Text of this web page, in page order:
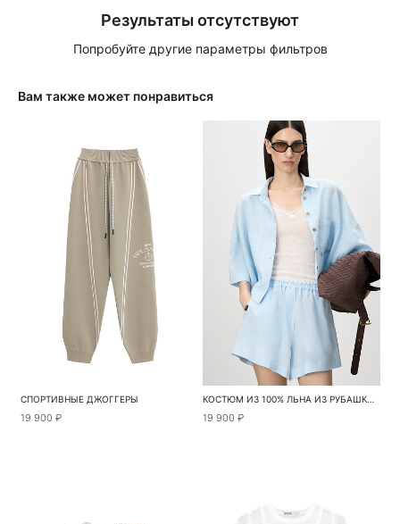
Результаты отсутствуют
Попробуйте другие параметры фильтров
Вам также может понравиться
СПОРТИВНЫЕ ДЖОГГЕРЫ
19 900 ₽
КОСТЮМ ИЗ 100% ЛЬНА ИЗ РУБАШКИ И ШОРТ
19 900 ₽